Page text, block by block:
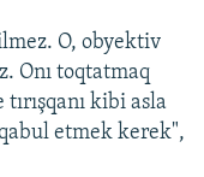
O, obyektiv
Onı toqtatmaq
kibi asla
etmek kerek",